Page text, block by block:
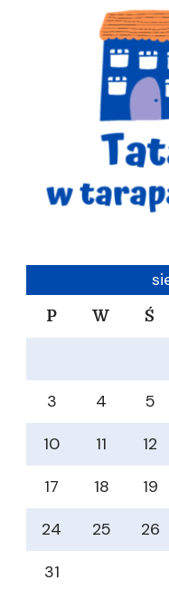
P W Ś
3
4 5
10
11 12
17
18 19
24
25 26
31